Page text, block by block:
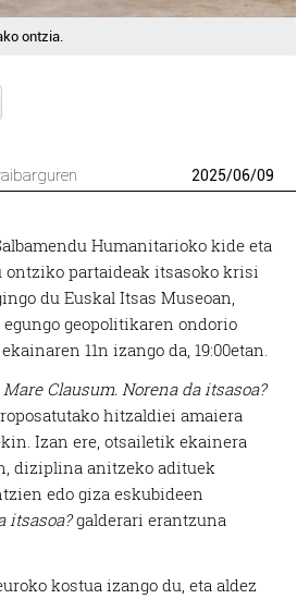
ontzia.
2025/06/09
Humanitarioko kide eta
ontziko partaideak itsasoko krisi
du Euskal Itsas Museoan,
geopolitikaren ondorio
11n izango da, 19:00etan.
Mare Clausum. Norena da itsasoa?
hitzaldiei amaiera
Izan ere, otsailetik ekainera
diziplina anitzeko adituek
edo giza eskubideen
itsasoa?galderari erantzuna
kostua izango du, eta aldez